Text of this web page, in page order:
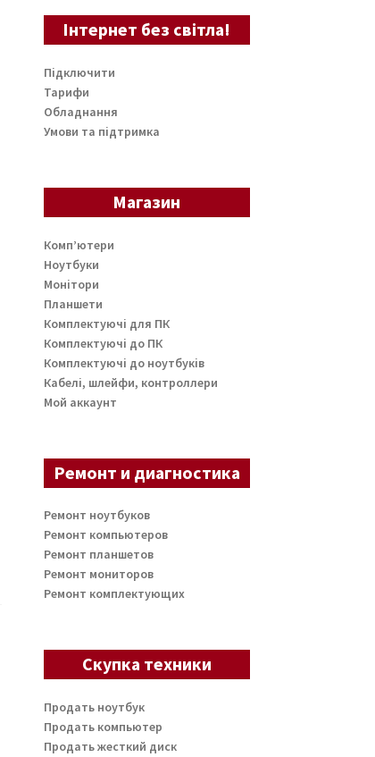
Інтернет без світла!
Підключити
Тарифи
Обладнання
Умови та підтримка
Магазин
Комп’ютери
Ноутбуки
Монітори
Планшети
Комплектуючі для ПК
Комплектуючі до ПК
Комплектуючі до ноутбуків
Кабелі, шлейфи, контроллери
Мой аккаунт
Ремонт и диагностика
Ремонт ноутбуков
Ремонт компьютеров
Ремонт планшетов
Ремонт мониторов
Ремонт комплектующих
Скупка техники
Продать ноутбук
Продать компьютер
Продать жесткий диск